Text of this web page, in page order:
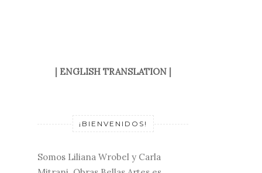
ENGLISH TRANSLATION|
¡BIENVENIDOS!
Somos Liliana Wrobel y Carla